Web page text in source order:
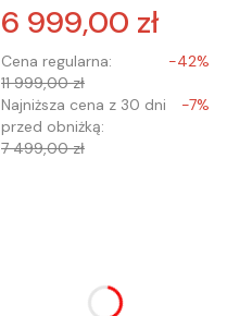
6 999,00 zł
Cena regularna:
11 999,00 zł
-42%
Najniższa cena z 30 dni
przed obniżką:
7 499,00 zł
-7%
mogą różnić się ceną